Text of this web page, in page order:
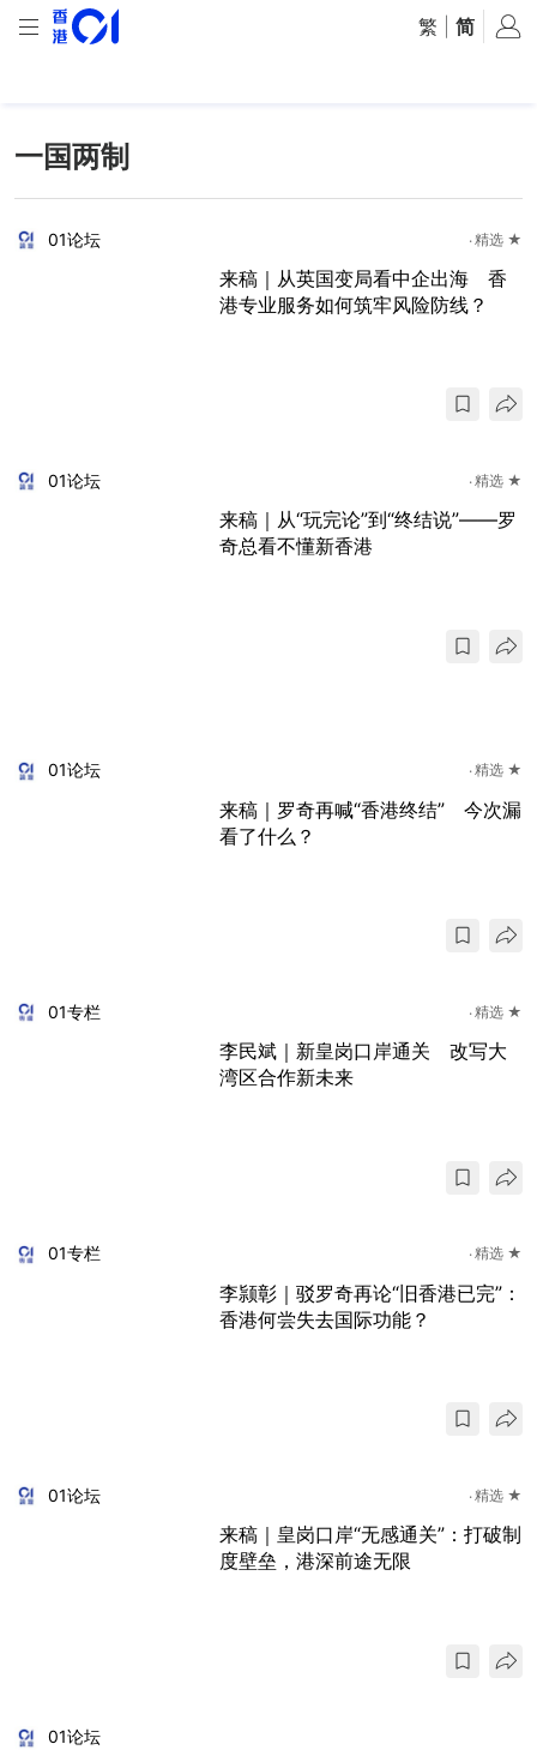
繁 简
一国两制
01论坛 精选 ★
来稿｜从英国变局看中企出海 香
港专业服务如何筑牢风险防线？
01论坛 精选 ★
来稿｜从“玩完论”到“终结说”——罗
奇总看不懂新香港
01论坛 精选 ★
来稿｜罗奇再喊“香港终结” 今次漏
看了什么？
01专栏 精选 ★
李民斌｜新皇岗口岸通关 改写大
湾区合作新未来
01专栏 精选 ★
李颕彰｜驳罗奇再论“旧香港已完”：
香港何尝失去国际功能？
01论坛 精选 ★
来稿｜皇岗口岸“无感通关”：打破制
度壁垒，港深前途无限
01论坛